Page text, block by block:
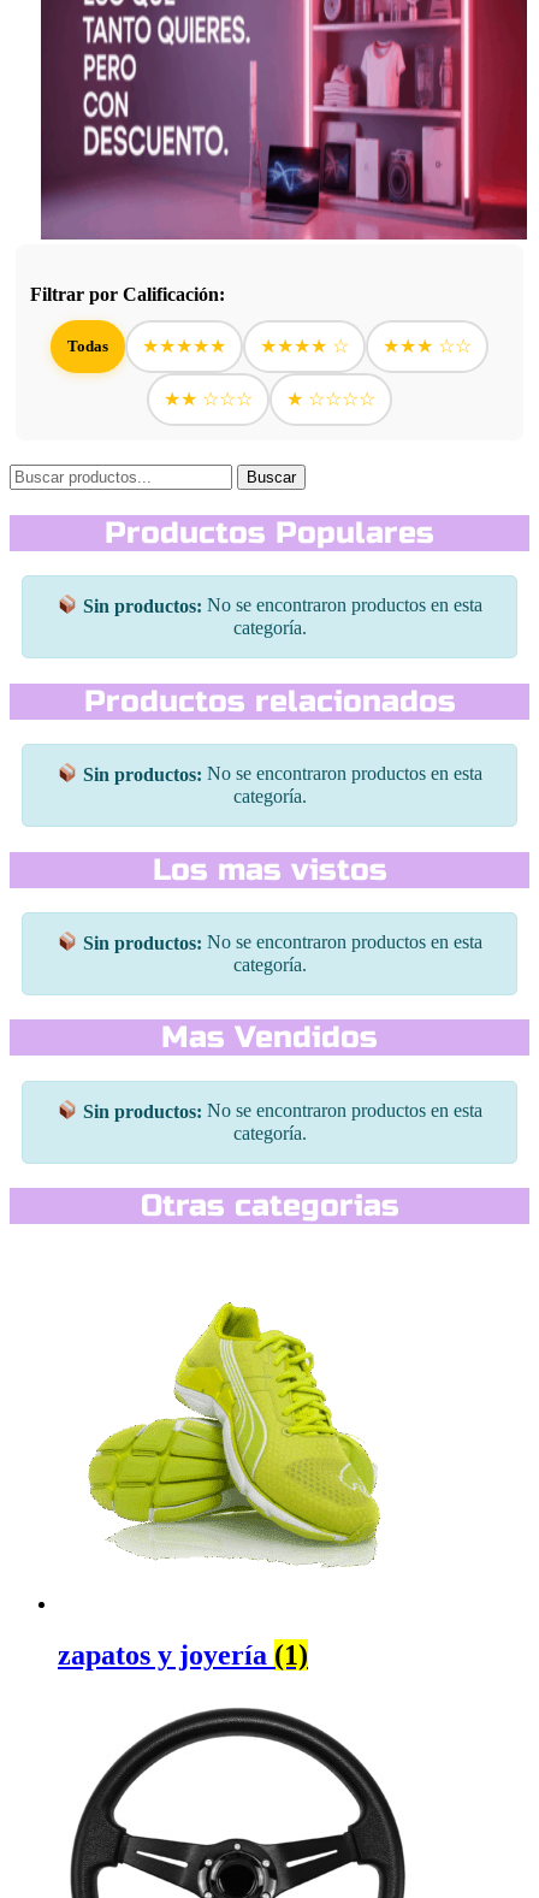
Filtrar por Calificación:
Todas ★★★★★ ★★★★ ☆ ★★★ ☆☆
★★ ☆☆☆ ★ ☆☆☆☆
Buscar
Productos Populares
Sin productos: No se encontraron productos en esta
categoría.
Productos relacionados
Sin productos: No se encontraron productos en esta
categoría.
Los mas vistos
Sin productos: No se encontraron productos en esta
categoría.
Mas Vendidos
Sin productos: No se encontraron productos en esta
categoría.
Otras categorias
zapatos y joyería (1)